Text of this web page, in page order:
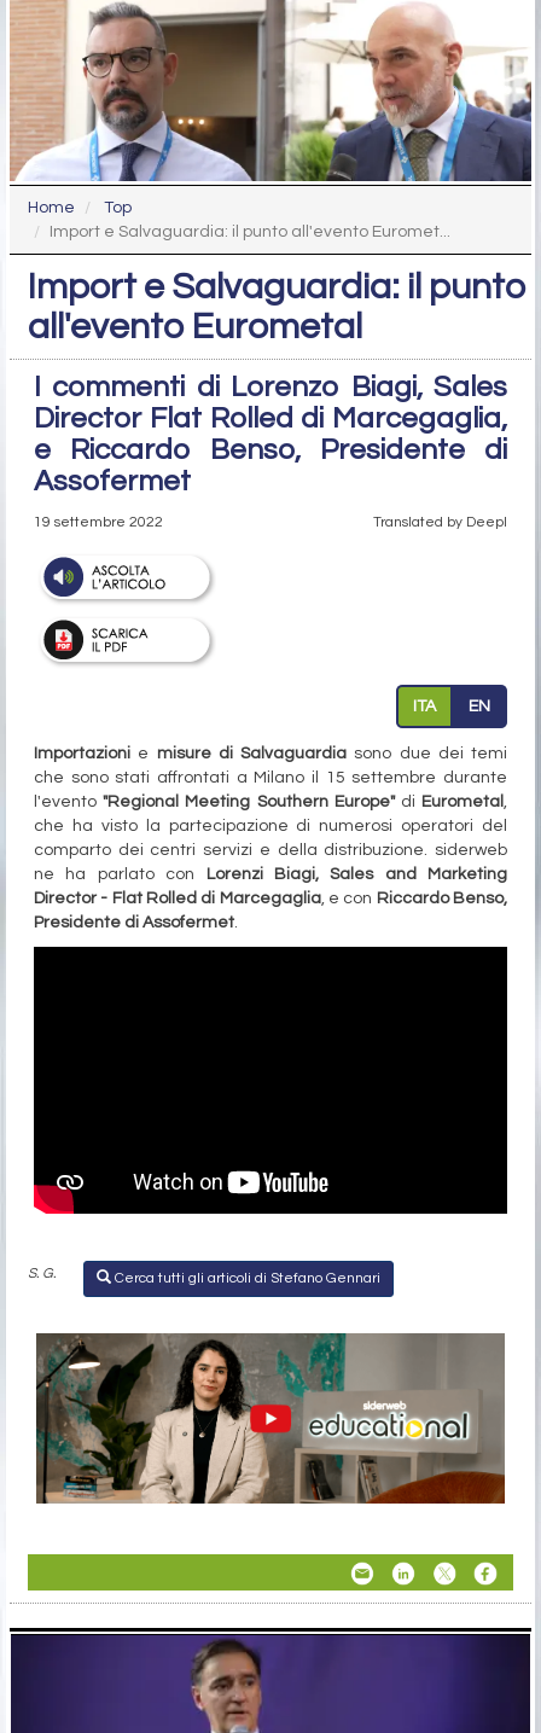
Home
Top
Import e Salvaguardia: il punto all'evento Euromet...
Import e Salvaguardia: il punto
all'evento Eurometal
I commenti di Lorenzo Biagi, Sales
Director Flat Rolled di Marcegaglia,
e Riccardo Benso, Presidente di
Assofermet
19 settembre 2022 Translated by Deepl
ITA EN
Importazioni e misure di Salvaguardia sono due dei temi
che sono stati affrontati a Milano il 15 settembre durante
l'evento"Regional Meeting Southern Europe"di Eurometal,
che ha visto la partecipazione di numerosi operatori del
comparto dei centri servizi e della distribuzione. siderweb
ne ha parlato con
Lorenzi Biagi, Sales and Marketing
Director - Flat Rolled di Marcegaglia, e con Riccardo Benso,
Presidente di Assofermet.
S. G. Cerca tutti gli articoli di Stefano Gennari